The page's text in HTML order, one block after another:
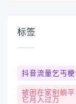
标签
抖音流量乞丐
被困在家别躺
它月入过万